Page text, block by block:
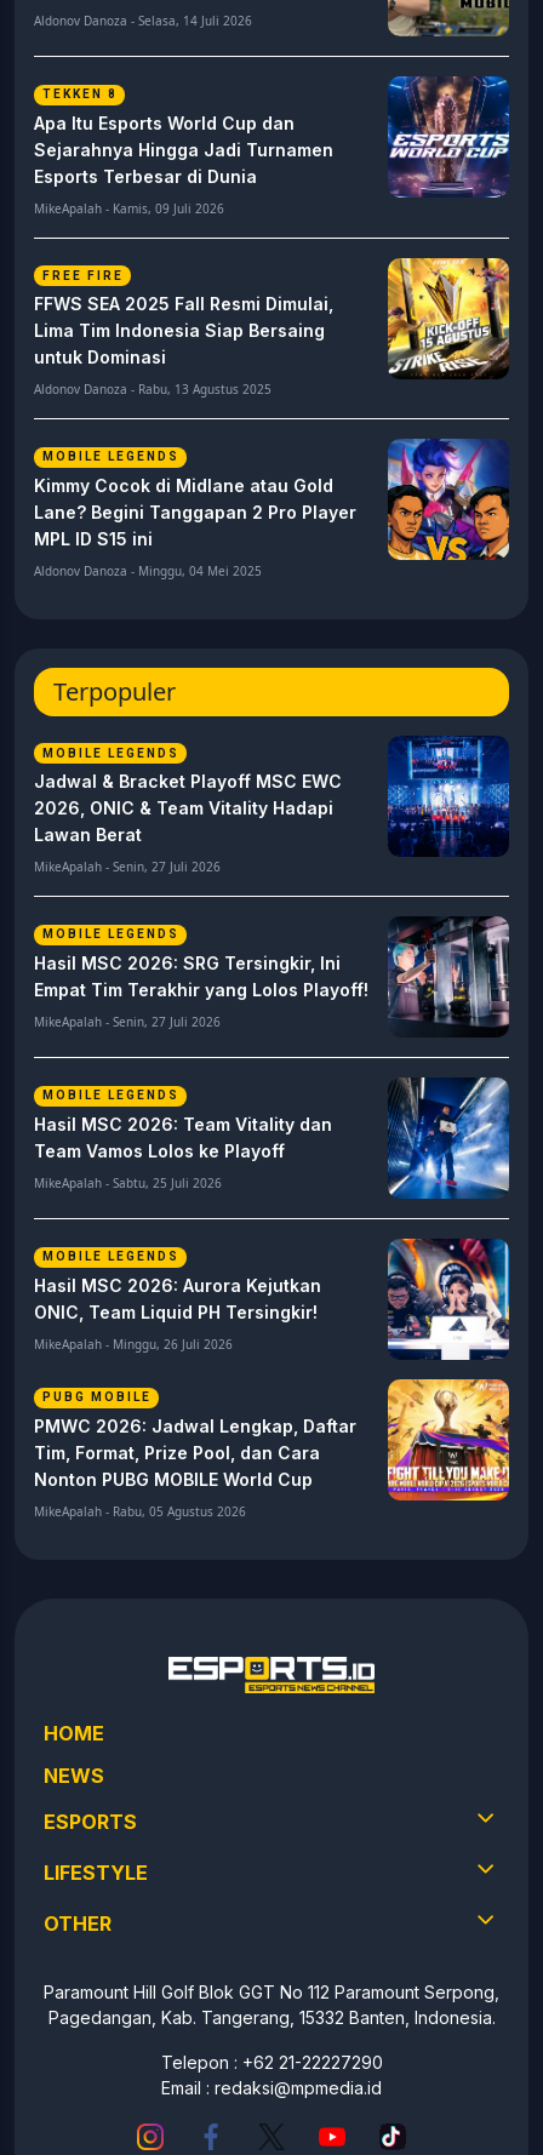
Aldonov Danoza - Selasa, 14 Juli 2026
TEKKEN 8
Apa Itu Esports World Cup dan
Sejarahnya Hingga Jadi Turnamen
Esports Terbesar di Dunia
MikeApalah - Kamis, 09 Juli 2026
FREE FIRE
FFWS SEA 2025 Fall Resmi Dimulai,
Lima Tim Indonesia Siap Bersaing
untuk Dominasi
Aldonov Danoza - Rabu, 13 Agustus 2025
MOBILE LEGENDS
Kimmy Cocok di Midlane atau Gold
Lane? Begini Tanggapan 2 Pro Player
MPL ID S15 ini
Aldonov Danoza - Minggu, 04 Mei 2025
Terpopuler
MOBILE LEGENDS
Jadwal & Bracket Playoff MSC EWC
2026, ONIC & Team Vitality Hadapi
Lawan Berat
MikeApalah - Senin, 27 Juli 2026
MOBILE LEGENDS
Hasil MSC 2026: SRG Tersingkir, Ini
Empat Tim Terakhir yang Lolos Playoff!
MikeApalah - Senin, 27 Juli 2026
MOBILE LEGENDS
Hasil MSC 2026: Team Vitality dan
Team Vamos Lolos ke Playoff
MikeApalah - Sabtu, 25 Juli 2026
MOBILE LEGENDS
Hasil MSC 2026: Aurora Kejutkan
ONIC, Team Liquid PH Tersingkir!
MikeApalah - Minggu, 26 Juli 2026
PUBG MOBILE
PMWC 2026: Jadwal Lengkap, Daftar
Tim, Format, Prize Pool, dan Cara
Nonton PUBG MOBILE World Cup
MikeApalah - Rabu, 05 Agustus 2026
HOME
NEWS
ESPORTS
LIFESTYLE
OTHER
Paramount Hill Golf Blok GGT No 112 Paramount Serpong,
Pagedangan, Kab. Tangerang, 15332 Banten, Indonesia.
Telepon : +62 21-22227290
Email : redaksi@mpmedia.id